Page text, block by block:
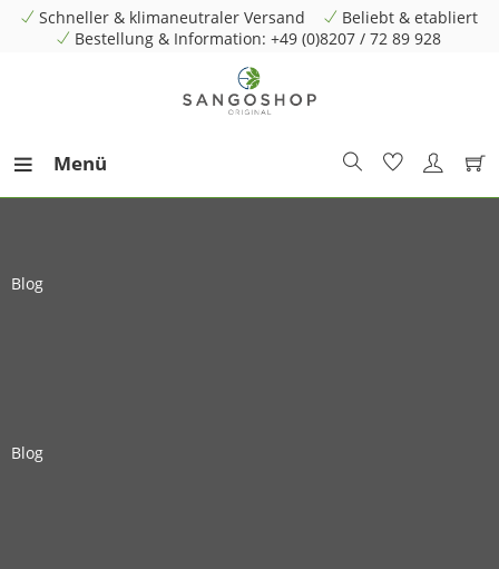
Schneller & klimaneutraler Versand
Beliebt & etabliert
Bestellung & Information: +49 (0)8207 / 72 89 928
Menü
Blog
Blog